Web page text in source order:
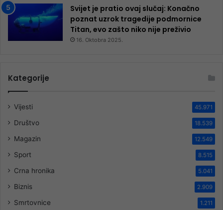
Svijet je pratio ovaj slučaj: Konačno
poznat uzrok tragedije podmornice
Titan, evo zašto niko nije preživio
16. Oktobra 2025.
Kategorije
Vijesti 45.971
Društvo 18.539
Magazin 12.549
Sport 8.515
Crna hronika 5.041
Biznis 2.909
Smrtovnice 1.211